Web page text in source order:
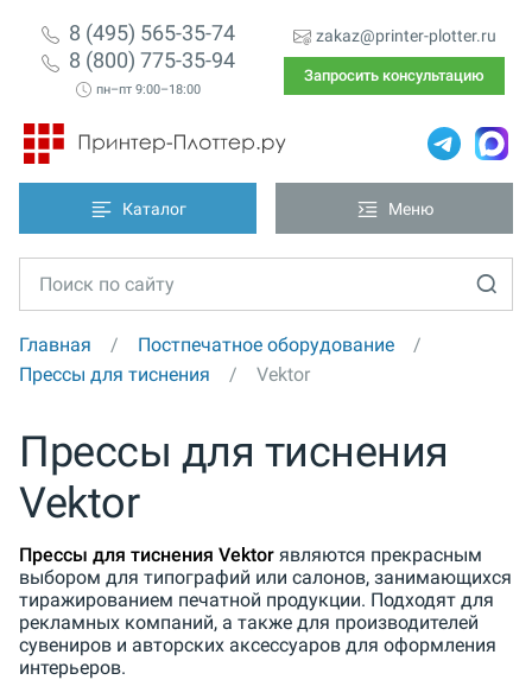
8 (495) 565-35-74
8 (800) 775-35-94
пн–пт 9:00–18:00
zakaz@printer-plotter.ru
Запросить консультацию
Каталог Меню
Главная
Постпечатное оборудование
Прессы для тиснения
Vektor
Прессы для тиснения
Vektor
Прессы для тиснения Vektor являются прекрасным
выбором для типографий или салонов, занимающихся
тиражированием печатной продукции. Подходят для
рекламных компаний, а также для производителей
сувениров и авторских аксессуаров для оформления
интерьеров.